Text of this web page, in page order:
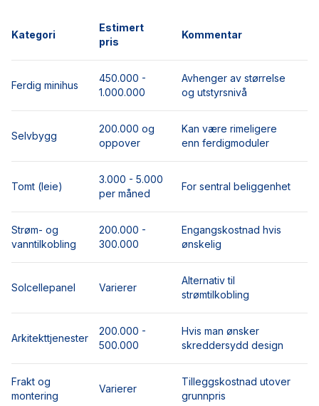
Kategori
Estimert
pris
Kommentar
Ferdig minihus
450.000 -
1.000.000
Avhenger av størrelse
og utstyrsnivå
Selvbygg
200.000 og
oppover
Kan være rimeligere
enn ferdigmoduler
Tomt (leie)
3.000 - 5.000
per måned
For sentral beliggenhet
Strøm- og
vanntilkobling
200.000 -
300.000
Engangskostnad hvis
ønskelig
Solcellepanel Varierer
Alternativ til
strømtilkobling
Arkitekttjenester
200.000 -
500.000
Hvis man ønsker
skreddersydd design
Frakt og
montering
Varierer
Tilleggskostnad utover
grunnpris